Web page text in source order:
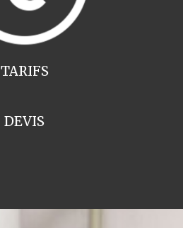
TARIFS
DEVIS